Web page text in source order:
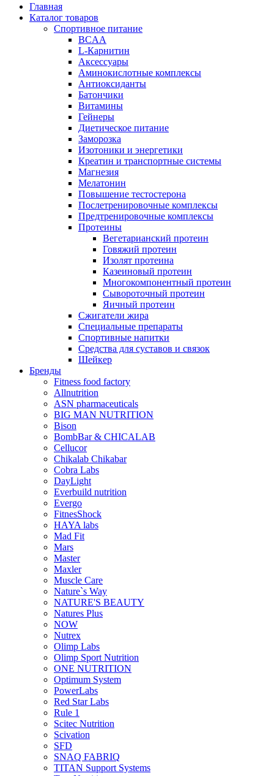
Главная
Каталог товаров
Спортивное питание
BCAA
L-Карнитин
Аксессуары
Аминокислотные комплексы
Антиоксиданты
Батончики
Витамины
Гейнеры
Диетическое питание
Заморозка
Изотоники и энергетики
Креатин и транспортные системы
Магнезия
Мелатонин
Повышение тестостерона
Послетренировочные комплексы
Предтренировочные комплексы
Протеины
Вегетарианский протеин
Говяжий протеин
Изолят протеина
Казеиновый протеин
Многокомпонентный протеин
Сывороточный протеин
Яичный протеин
Сжигатели жира
Специальные препараты
Спортивные напитки
Средства для суставов и связок
Шейкер
Бренды
Fitness food factory
Allnutrition
ASN pharmaceuticals
BIG MAN NUTRITION
Bison
BombBar & CHICALAB
Cellucor
Chikalab Chikabar
Cobra Labs
DayLight
Everbuild nutrition
Evergo
FitnesShock
HAYA labs
Mad Fit
Mars
Master
Maxler
Muscle Care
Nature`s Way
NATURE'S BEAUTY
Natures Plus
NOW
Nutrex
Olimp Labs
Olimp Sport Nutrition
ONE NUTRITION
Optimum System
PowerLabs
Red Star Labs
Rule 1
Scitec Nutrition
Scivation
SFD
SNAQ FABRIQ
TITAN Support Systems